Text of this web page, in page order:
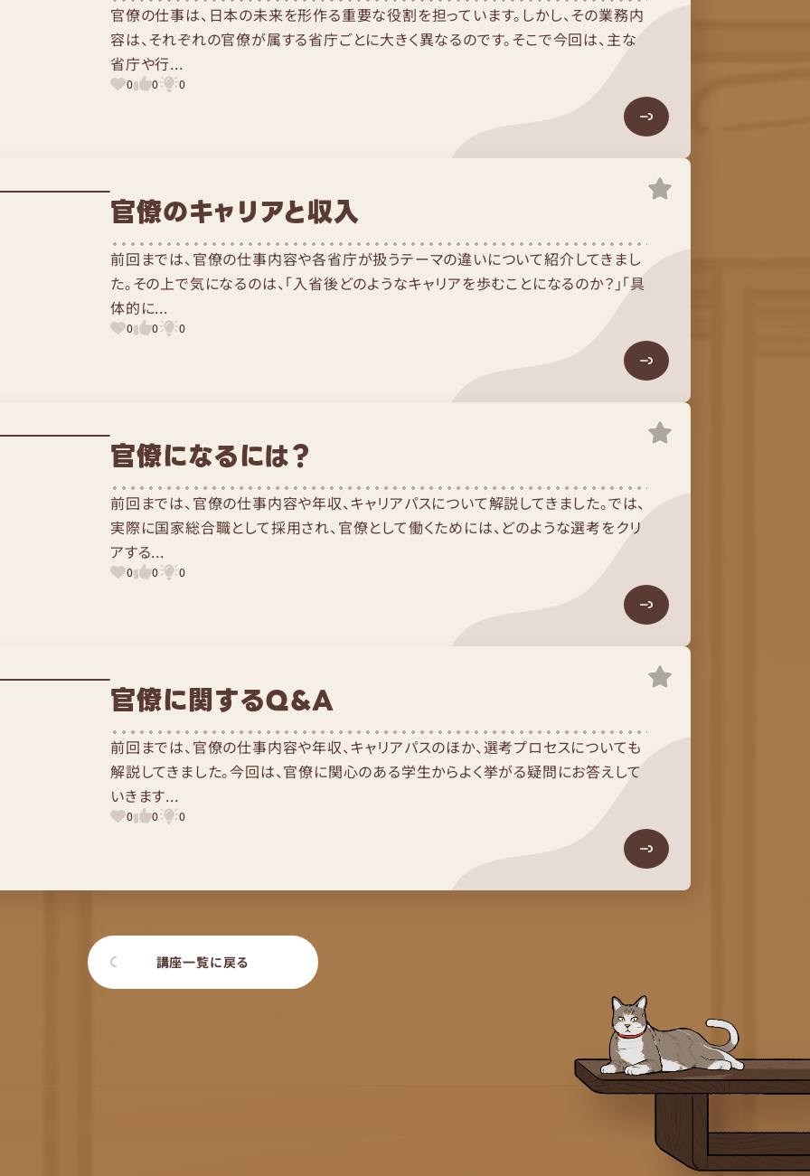
官僚の仕事は、日本の未来を形作る重要な役割を担っています。しかし、その業務内
容は、それぞれの官僚が属する省庁ごとに大きく異なるのです。そこで今回は、主な
省庁や行...
0 0 0
官僚のキャリアと収入
前回までは、官僚の仕事内容や各省庁が扱うテーマの違いについて紹介してきまし
た。その上で気になるのは、「入省後どのようなキャリアを歩むことになるのか？」「具
体的に...
0 0 0
官僚になるには？
前回までは、官僚の仕事内容や年収、キャリアパスについて解説してきました。では、
実際に国家総合職として採用され、官僚として働くためには、どのような選考をクリ
アする...
0 0 0
官僚に関するQ&A
前回までは、官僚の仕事内容や年収、キャリアパスのほか、選考プロセスについても
解説してきました。今回は、官僚に関心のある学生からよく挙がる疑問にお答えして
いきます...
0 0 0
講座一覧に戻る